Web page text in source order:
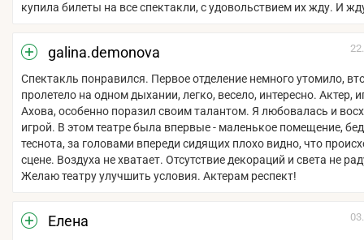
купила билеты на все спектакли, с удовольствием их жду. И
galina.demonova
Спектакль понравился. Первое отделение немного утомило,
пролетело на одном дыхании, легко, весело, интересно. Актер,
Ахова, особенно поразил своим талантом. Я любовалась и
игрой. В этом театре была впервые - маленькое помещение,
теснота, за головами впереди сидящих плохо видно, что
сцене. Воздуха не хватает. Отсутствие декораций и света не
Желаю театру улучшить условия. Актерам респект!
Елена